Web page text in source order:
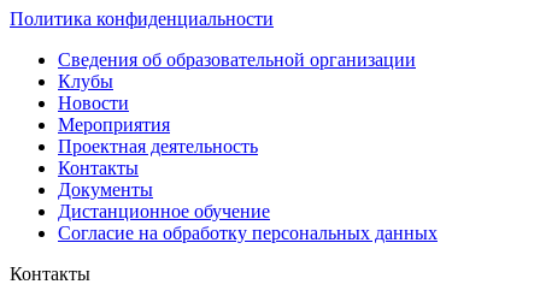
Политика конфиденциальности
Сведения об образовательной организации
Клубы
Новости
Мероприятия
Проектная деятельность
Контакты
Документы
Дистанционное обучение
Согласие на обработку персональных данных
Контакты